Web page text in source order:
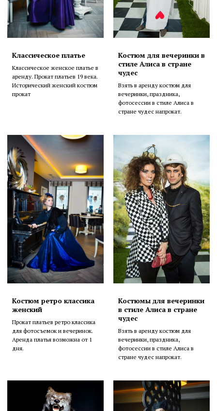
Классическое платье
Классическое женское платье в
аренду. Прокат платьев 19 века.
Исторический женский костюм
прокат
Костюм для вечеринки в
стиле Алиса в стране
чудес
Взять в аренду костюм для
вечеринки, праздника,
фотосессии в стиле Алиса в
стране чудес напрокат.
Костюм ретро классика
женский
Прокат платьев ретро классика
для фотосъемок и вечеринок.
Аренда платья возможна от 1
дня.
Костюмы для вечеринки
в стиле Алиса в стране
чудес
Взять в аренду костюм для
вечеринки, праздника,
фотосессии в стиле Алиса в
стране чудес напрокат.